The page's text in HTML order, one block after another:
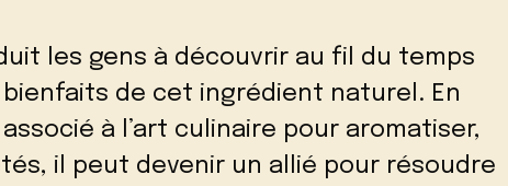
les gens à découvrir au fil du temps
bienfaits de cet ingrédient naturel. En
à l’art culinaire pour aromatiser,
il peut devenir un allié pour résoudre